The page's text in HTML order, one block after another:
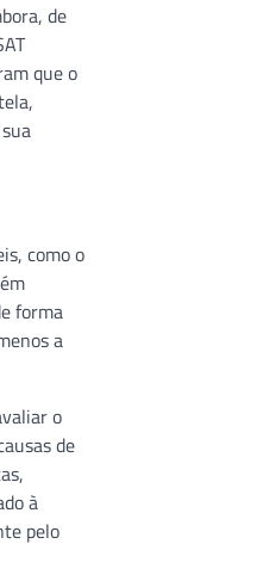
de
que o
como o
forma
a
o
de
à
pelo